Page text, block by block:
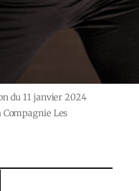
du 11 janvier 2024
Compagnie Les